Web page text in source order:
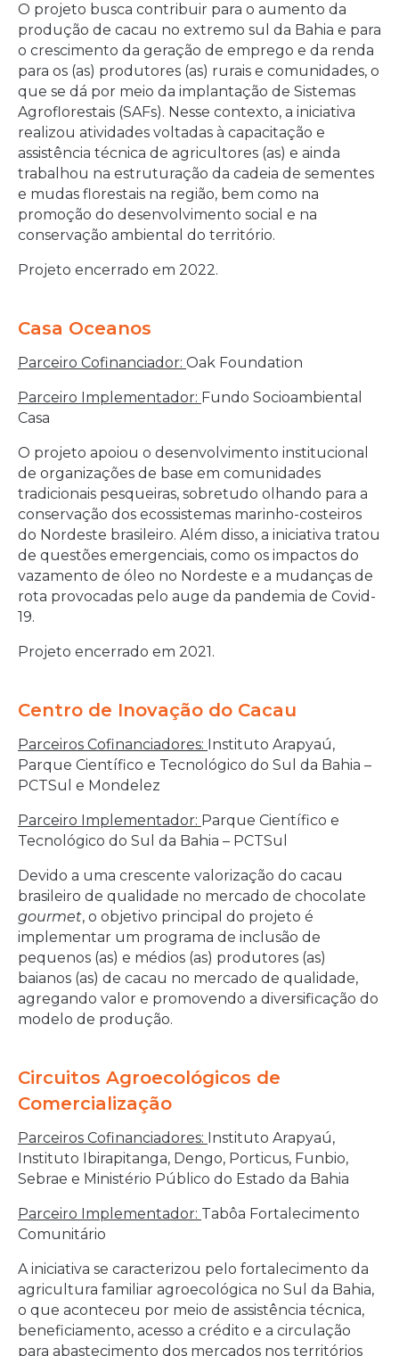
O projeto busca contribuir para o aumento da
produção de cacau no extremo sul da Bahia e para
o crescimento da geração de emprego e da renda
para os (as) produtores (as) rurais e comunidades, o
que se dá por meio da implantação de Sistemas
Agroflorestais (SAFs). Nesse contexto, a iniciativa
realizou atividades voltadas à capacitação e
assistência técnica de agricultores (as) e ainda
trabalhou na estruturação da cadeia de sementes
e mudas florestais na região, bem como na
promoção do desenvolvimento social e na
conservação ambiental do território.
Projeto encerrado em 2022.
Casa Oceanos
Parceiro Cofinanciador: Oak Foundation
Parceiro Implementador: Fundo Socioambiental
Casa
O projeto apoiou o desenvolvimento institucional
de organizações de base em comunidades
tradicionais pesqueiras, sobretudo olhando para a
conservação dos ecossistemas marinho-costeiros
do Nordeste brasileiro. Além disso, a iniciativa tratou
de questões emergenciais, como os impactos do
vazamento de óleo no Nordeste e a mudanças de
rota provocadas pelo auge da pandemia de Covid-
19.
Projeto encerrado em 2021.
Centro de Inovação do Cacau
Parceiros Cofinanciadores: Instituto Arapyaú,
Parque Científico e Tecnológico do Sul da Bahia –
PCTSul e Mondelez
Parceiro Implementador: Parque Científico e
Tecnológico do Sul da Bahia – PCTSul
Devido a uma crescente valorização do cacau
brasileiro de qualidade no mercado de chocolate
gourmet, o objetivo principal do projeto é
implementar um programa de inclusão de
pequenos (as) e médios (as) produtores (as)
baianos (as) de cacau no mercado de qualidade,
agregando valor e promovendo a diversificação do
modelo de produção.
Circuitos Agroecológicos de
Comercialização
Parceiros Cofinanciadores: Instituto Arapyaú,
Instituto Ibirapitanga, Dengo, Porticus, Funbio,
Sebrae e Ministério Público do Estado da Bahia
Parceiro Implementador: Tabôa Fortalecimento
Comunitário
A iniciativa se caracterizou pelo fortalecimento da
agricultura familiar agroecológica no Sul da Bahia,
o que aconteceu por meio de assistência técnica,
beneficiamento, acesso a crédito e a circulação
para abastecimento dos mercados nos territórios